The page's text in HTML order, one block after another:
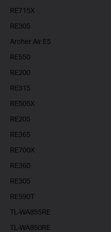
RE715X
RE305
Archer Air E5
RE550
RE200
RE315
RE505X
RE205
RE365
RE700X
RE360
RE305
RE590T
TL-WA855RE
TL-WA850RE